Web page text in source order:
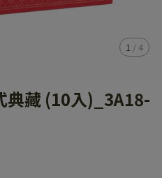
1 /4
典藏 (10入)_3A18-